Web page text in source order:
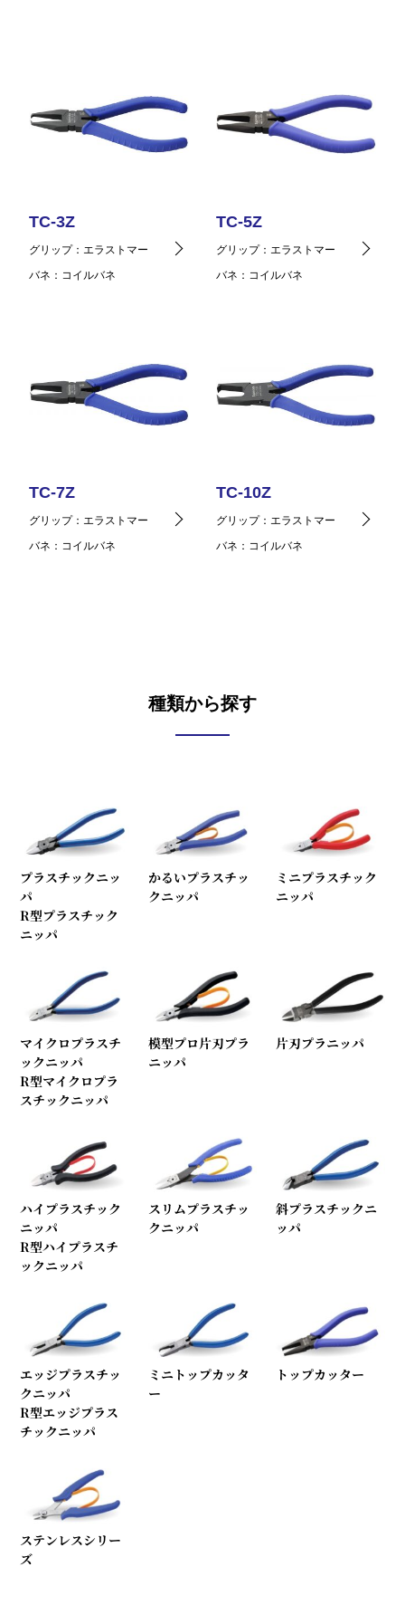
TC-3Z
グリップ
エラストマー
バネ
コイルバネ
TC-5Z
グリップ
エラストマー
バネ
コイルバネ
TC-7Z
グリップ
エラストマー
バネ
コイルバネ
TC-10Z
グリップ
エラストマー
バネ
コイルバネ
種類から探す
プラスチックニッ
パ
R型プラスチック
ニッパ
かるいプラスチッ
クニッパ
ミニプラスチック
ニッパ
マイクロプラスチ
ックニッパ
R型マイクロプラ
スチックニッパ
模型プロ片刃プラ
ニッパ
片刃プラニッパ
ハイプラスチック
ニッパ
R型ハイプラスチ
ックニッパ
スリムプラスチッ
クニッパ
斜プラスチックニ
ッパ
エッジプラスチッ
クニッパ
R型エッジプラス
チックニッパ
ミニトップカッタ
ー
トップカッター
ステンレスシリー
ズ